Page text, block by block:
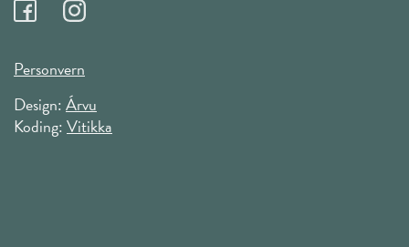
Personvern
Design:Árvu
Koding:Vitikka